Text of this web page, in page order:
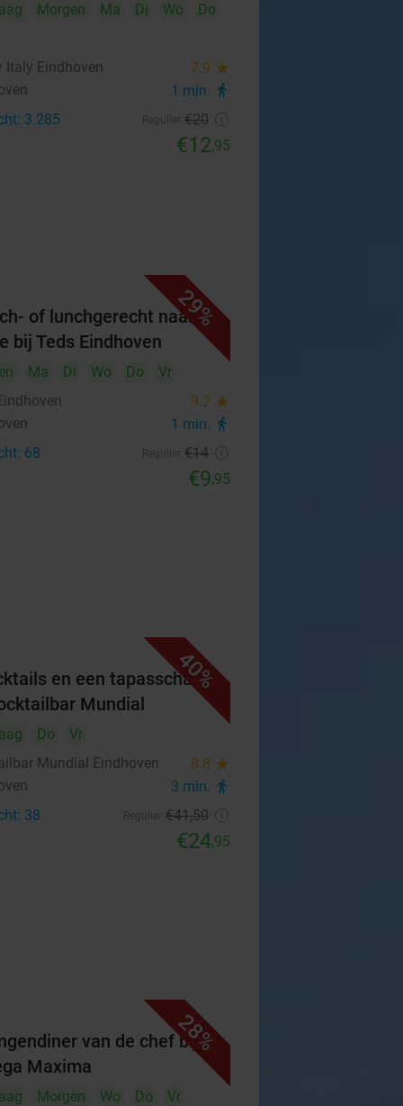
Morgen Ma Di Wo
Do
Italy Eindhoven
7.9 star
1 min. directions_walk
3.285 €20
€12,95
29%
of lunchgerecht naar
bij Teds Eindhoven
Ma Di Wo Do
Vr
9.2 star
1 min. directions_walk
68 €14
€9,95
40%
en een tapasschaal
Mundial
Do
Vr
Mundial Eindhoven
8.8 star
3 min. directions_walk
38 €41,50
€24,95
28%
van de chef bij
Maxima
Morgen Wo Do
Vr